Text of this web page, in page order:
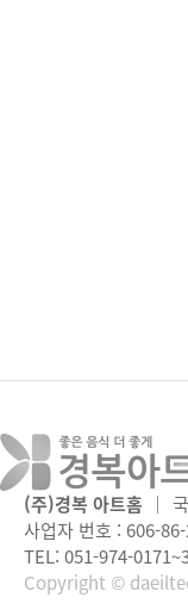
(주)경복 아트홈 ｜
사업자 번호 : 606-
TEL: 051-974-
Copyright ©